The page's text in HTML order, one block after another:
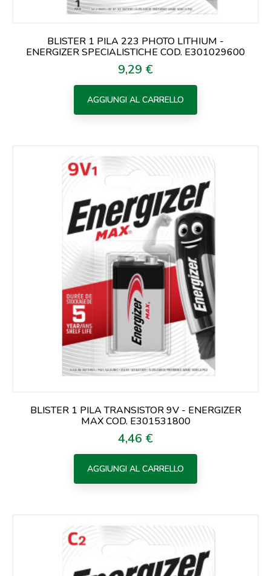
BLISTER 1 PILA 223 PHOTO LITHIUM -
ENERGIZER SPECIALISTICHE COD. E301029600
Prezzo
9,29 €
AGGIUNGI AL CARRELLO
BLISTER 1 PILA TRANSISTOR 9V - ENERGIZER
MAX COD. E301531800
Prezzo
4,46 €
AGGIUNGI AL CARRELLO